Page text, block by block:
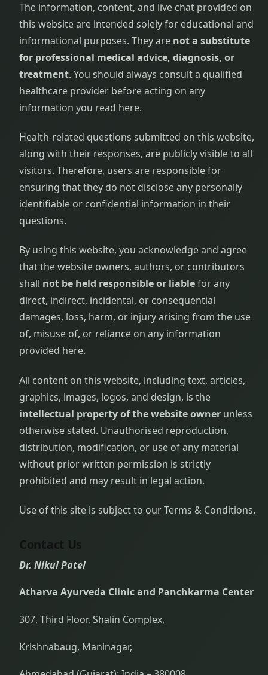
The information, content, and live chat provided on
this website are intended solely for educational and
informational purposes. They are not a substitute
for professional medical advice, diagnosis, or
treatment. You should always consult a qualified
healthcare provider before acting on any
information you read here.
Health-related questions submitted on this website,
along with their responses, are publicly visible to all
visitors. Therefore, users are responsible for
ensuring that they do not disclose any personally
identifiable or confidential information in their
questions.
By using this website, you acknowledge and agree
that the website owners, authors, or contributors
shall not be held responsible or liablefor any
direct, indirect, incidental, or consequential
damages, loss, harm, or injury arising from the use
of, misuse of, or reliance on any information
provided here.
All content on this website, including text, articles,
graphics, images, logos, and design, is the
intellectual property of the website owner unless
otherwise stated. Unauthorised reproduction,
distribution, modification, or use of any material
without prior written permission is strictly
prohibited and may result in legal action.
Use of this site is subject to our Terms & Conditions.
Contact Us
Dr. Nikul Patel
Atharva Ayurveda Clinic and Panchkarma Center
307, Third Floor, Shalin Complex,
Krishnabaug, Maninagar,